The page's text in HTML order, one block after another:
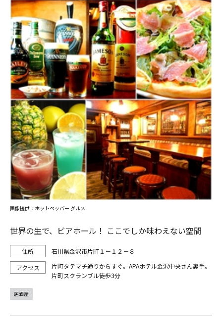
世界の生で、ビアホール！ ここでしか味わえない空間
石川県金沢市片町１－１２－８
片町タテマチ通りからすぐ。APAホテル金沢中央さん裏手。
片町スクランブル徒歩3分
画像提供：ホットペッパー グルメ
居酒屋